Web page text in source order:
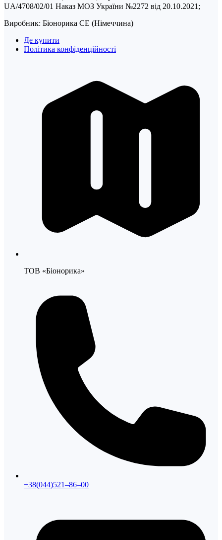
UA/4708/02/01 Наказ МОЗ України №2272 від 20.10.2021;
Виробник: Біонорика СЕ (Німеччина)
Де купити
Політика конфіденційності
ТОВ «Біонорика»
+38(044)521–86–00